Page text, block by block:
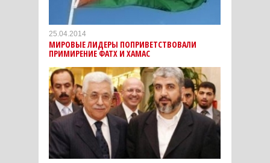
25.04.2014
МИРОВЫЕ ЛИДЕРЫ ПОПРИВЕТСТВОВАЛИ
ПРИМИРЕНИЕ ФАТХ И ХАМАС